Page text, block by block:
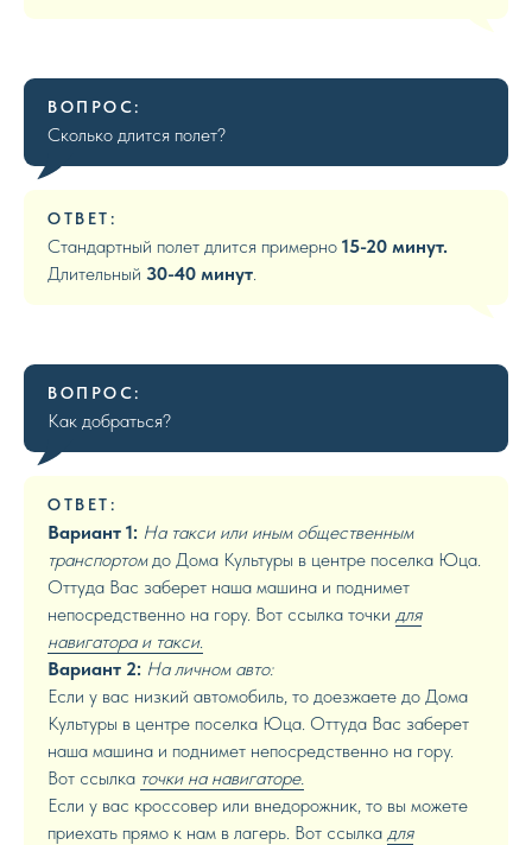
ВОПРОС:
Сколько длится полет?
ОТВЕТ:
Стандартный полет длится примерно 15-20 минут.
Длительный 30-40 минут
ВОПРОС:
Как добраться?
ОТВЕТ:
Вариант 1: На такси или иным общественным
транспортомдо Дома Культуры в центре поселка Юца.
Оттуда Вас заберет наша машина и поднимет
непосредственно на гору. Вот ссылка точки для
навигатора и такси.
Вариант 2: На личном авто:
Если у вас низкий автомобиль, то доезжаете до Дома
Культуры в центре поселка Юца. Оттуда Вас заберет
наша машина и поднимет непосредственно на гору.
Вот ссылка точки на навигаторе.
Если у вас кроссовер или внедорожник, то вы можете
приехать прямо к нам в лагерь. Вот ссылка для